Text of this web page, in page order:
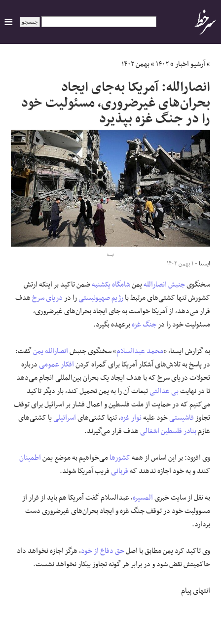
ایران
سیاسی
اقتصاد
ورزشی
جهان
اجتماعی
حوادث
علوم و فن آوری
فرهنگی و هنری
مقالات
»آرشیو اخبار»۱۴۰۲»بهمن ۱۴۰۲
انصارالله: آمریکا به‌جای ایجاد
بحران‌های غیرضروری، مسئولیت خود
را در جنگ غزه بپذیرد
ایسنا
ایسنا - ۱ بهمن ۱۴۰۲
سخنگویجنبش انصاراللهیمنشامگاه یکشنبهضمن تاکید بر اینکه ارتش
کشورش تنها کشتی‌های مرتبط بارژیم صهیونیستیرا دردریای سرخهدف
قرار می‌دهد، از آمریکا خواست به جای ایجاد بحران‌های غیرضروری،
مسئولیت خود را درجنگ غزهبرعهده بگیرد.
به گزارش ایسنا، «محمد عبدالسلام» سخنگوی جنبشانصارالله یمنگفت:
در پاسخ به تلاش‌های آشکار آمریکا برای گمراه کردنافکار عمومیدرباره
تحولات دریای سرخ که با هدف ایجاد یک بحران بین‌المللی انجام می‌دهد
تا در نهایتبی عدالتیتبعات آن را به یمن تحمیل کند، بار دیگر تاکید
می‌کنیم که در حمایت از ملت فلسطین و اعمال فشار بر اسرائیل برای توقف
تجاوزفاشیستیخود علیهنوار غزه، تنها کشتی‌هایاسرائیلییا کشتی‌های
عازمبنادرفلسطین اشغالیهدف قرار می‌گیرند.
وی افزود: بر این اساس از همهکشورهامی‌خواهیم به موضع یمناطمینان
کنند و به خود اجازه ندهند کهقربانیفریب آمریکا شوند.
به نقل از سایت خبریالمسیره، عبدالسلام گفت آمریکا هم باید از فرار از
مسوولیت خود در توقف جنگ غزه و ایجاد بحران‌های غیرضروری دست
بردارد.
وی تاکید کرد یمن مطابق با اصلحق دفاع از خود، هرگز اجازه نخواهد داد
حاکمیتش نقض شود و در برابر هر گونه تجاوز بیکار نخواهد نشست.
انتهای پیام